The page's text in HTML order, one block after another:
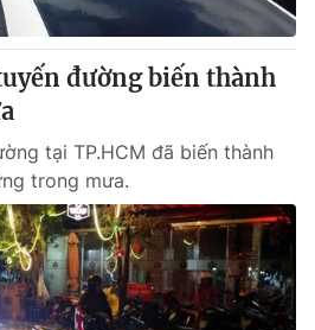
đường biến thành
tại TP.HCM đã biến thành
trong mưa.